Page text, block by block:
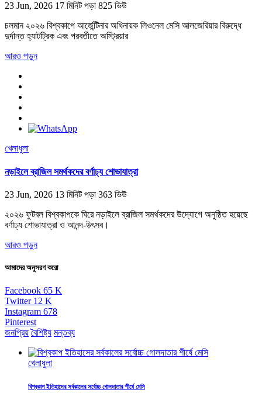
23 Jun, 2026 17 মিনিট পড়া 825 ভিউ
চলমান ২০২৬ বিশ্বকাপে আর্জেন্টিনার অধিনায়ক লিওনেল মেসি আলজেরিয়ার বিরুদ্ধে
দুর্দান্ত হ্যাটট্রিক এবং পরবর্তীতে অস্ট্রিয়ার
আরও পড়ুন
খেলাধুলা
নড়াইলে ব্রাজিল সমর্থকদের বর্ণাঢ্য শোভাযাত্রা
23 Jun, 2026 13 মিনিট পড়া 363 ভিউ
২০২৬ ফুটবল বিশ্বকাপকে ঘিরে নড়াইলে ব্রাজিল সমর্থকদের উদ্যোগে অনুষ্ঠিত হয়েছে
বর্ণাঢ্য শোভাযাত্রা ও আনন্দ-উৎসব।
আরও পড়ুন
আমাদের অনুসরণ করো
Facebook 65 K
Twitter 12 K
Instagram 678
Pinterest
জনপ্রিয় বৈশিষ্ট্য মন্তব্য
খেলাধুলা
বিশ্বকাপ ইতিহাসের সর্বকালের সর্বোচ্চ গোলদাতার শীর্ষে মেসি